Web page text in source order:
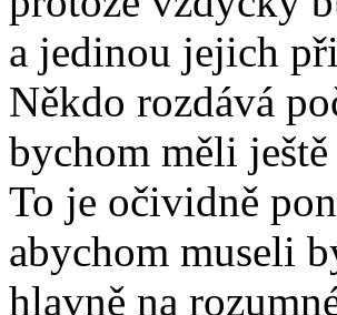
a jedinou jejich
Někdo rozdává
bychom měli
To je očividně
abychom museli
hlavně na